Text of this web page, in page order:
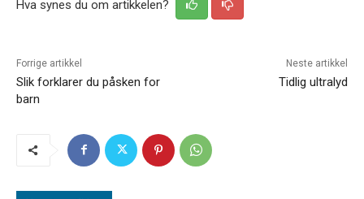
Hva synes du om artikkelen?
Forrige artikkel
Slik forklarer du påsken for
barn
Neste artikkel
Tidlig ultralyd